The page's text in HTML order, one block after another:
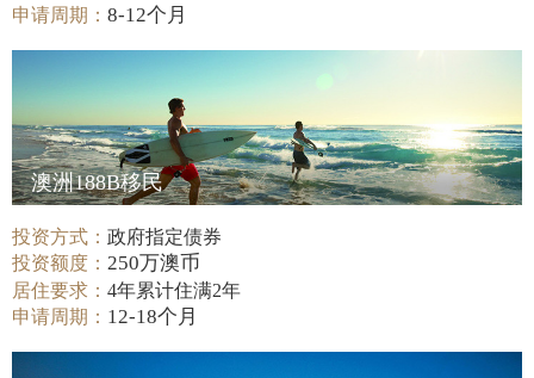
申请周期：8-12个月
澳洲188B移民
投资方式：政府指定债券
投资额度： 250万澳币
居住要求：4年累计住满2年
申请周期： 12-18个月